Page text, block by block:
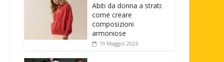
Abiti da donna a strati:
come creare
composizioni
armoniose
19 Maggio 2026